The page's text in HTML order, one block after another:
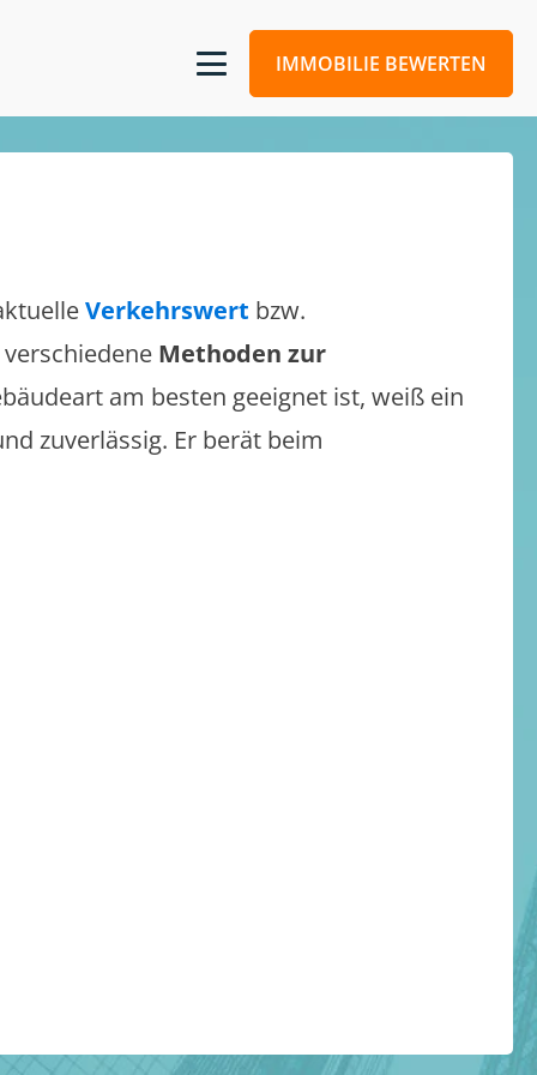
IMMOBILIE BEWERTEN
Verkehrswert bzw.
Methoden zur
am besten geeignet ist, weiß ein
zuverlässig. Er berät beim